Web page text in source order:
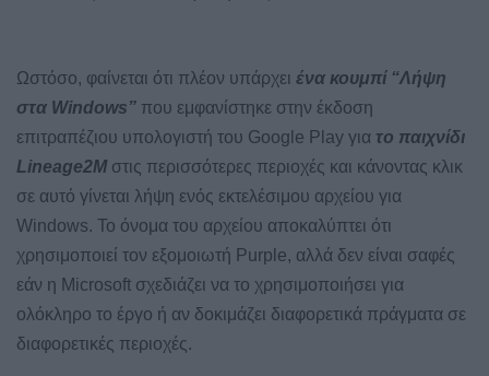
Ωστόσο, φαίνεται ότι πλέον υπάρχει ένα κουμπί “Λήψη
στα Windows” που εμφανίστηκε στην έκδοση
επιτραπέζιου υπολογιστή του Google Play για το παιχνίδι
Lineage2M στις περισσότερες περιοχές και κάνοντας κλικ
σε αυτό γίνεται λήψη ενός εκτελέσιμου αρχείου για
Windows. Το όνομα του αρχείου αποκαλύπτει ότι
χρησιμοποιεί τον εξομοιωτή Purple, αλλά δεν είναι σαφές
εάν η Microsoft σχεδιάζει να το χρησιμοποιήσει για
ολόκληρο το έργο ή αν δοκιμάζει διαφορετικά πράγματα σε
διαφορετικές περιοχές.